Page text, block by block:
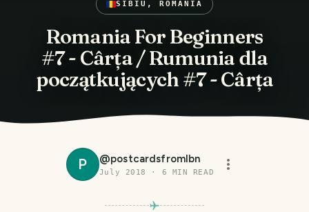
SIBIU, ROMANIA
Romania For Beginners
#7 - Cârța / Rumunia dla
początkujących #7 - Cârța
P @postcardsfromlbn
July 2018 · 6 MIN READ